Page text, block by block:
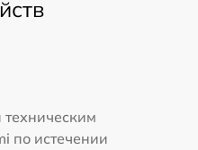
по истечении